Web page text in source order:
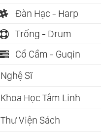
Đàn Hạc - Harp
Trống - Drum
Cổ Cầm - Guqin
Nghệ Sĩ
Khoa Học Tâm Linh
Thư Viện Sách